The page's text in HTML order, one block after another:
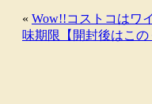
« Wow!!コストコはワ
味期限【開封後はこの